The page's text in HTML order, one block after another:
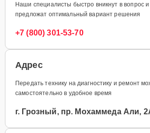
Наши специалисты быстро вникнут в вопрос и
предложат оптимальный вариант решения
+7 (800) 301-53-70
Адрес
Передать технику на диагностику и ремонт
самостоятельно в удобное время
г. Грозный, пр. Мохаммеда Али,